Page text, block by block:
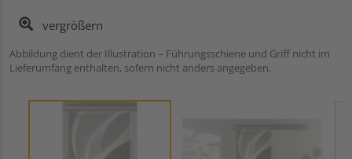
vergrößern
Abbildung dient der Illustration – Führungsschiene und Griff nicht im
Lieferumfang enthalten, sofern nicht anders angegeben.